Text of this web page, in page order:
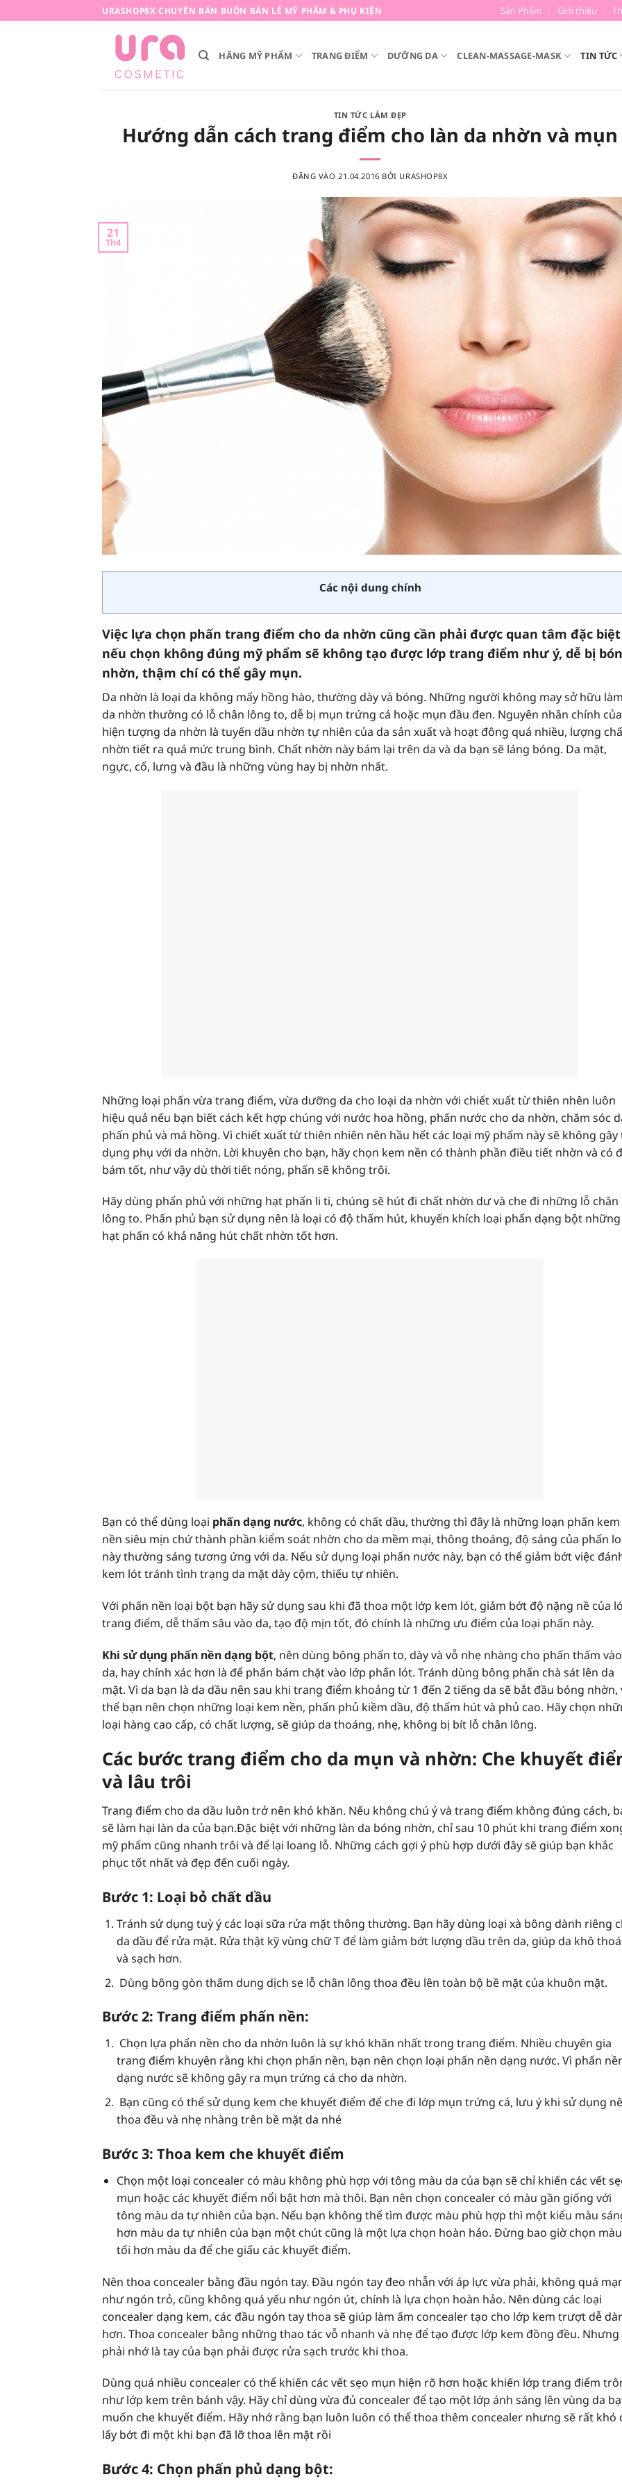
qua
URASHOP8X CHUYÊN BÁN BUÔN BÁN LẺ MỸ PHẨM & PHỤ KIỆN Sản Phẩm Giới thiệu
HÃNG MỸ PHẨM TRANG ĐIỂM DƯỠNG DA CLEAN-MASSAGE-MASK TIN TỨC
TIN TỨC LÀM ĐẸP
Hướng dẫn cách trang điểm cho làn da nhờn và mụn
ĐĂNG VÀO 21.04.2016 BỞI URASHOP8X
21
Th4
Các nội dung chính
Việc lựa chọn phấn trang điểm cho da nhờn cũng cần phải được quan tâm đặc
nếu chọn không đúng mỹ phẩm sẽ không tạo được lớp trang điểm như ý, dễ bị
nhờn, thậm chí có thể gây mụn.
Da nhờn là loại da không mấy hồng hào, thường dày và bóng. Những người không may sở hữu
da nhờn thường có lỗ chân lông to, dễ bị mụn trứng cá hoặc mụn đầu đen. Nguyên nhân chính của
hiện tượng da nhờn là tuyến dầu nhờn tự nhiên của da sản xuất và hoạt đông quá nhiều, lượng
nhờn tiết ra quá mức trung bình. Chất nhờn này bám lại trên da và da bạn sẽ láng bóng. Da mặt,
ngực, cổ, lưng và đầu là những vùng hay bị nhờn nhất.
Những loại phấn vừa trang điểm, vừa dưỡng da cho loại da nhờn với chiết xuất từ thiên nhên luôn
hiệu quả nếu bạn biết cách kết hợp chúng với nước hoa hồng, phấn nước cho da nhờn, chăm sóc
phấn phủ và má hồng. Vì chiết xuất từ thiên nhiên nên hầu hết các loại mỹ phẩm này sẽ không gây
dụng phụ với da nhờn. Lời khuyên cho bạn, hãy chọn kem nền có thành phần điều tiết nhờn và có
bám tốt, như vậy dù thời tiết nóng, phấn sẽ không trôi.
Hãy dùng phấn phủ với những hạt phấn li ti, chúng sẽ hút đi chất nhờn dư và che đi những lỗ chân
lông to. Phấn phủ bạn sử dụng nên là loại có độ thấm hút, khuyến khích loại phấn dạng bột những
hạt phấn có khả năng hút chất nhờn tốt hơn.
Bạn có thể dùng loại phấn dạng nước, không có chất dầu, thường thì đây là những loạn phấn kem
nền siêu mịn chứ thành phần kiểm soát nhờn cho da mềm mại, thông thoáng, độ sáng của phấn
này thường sáng tương ứng với da. Nếu sử dụng loại phấn nước này, bạn có thể giảm bớt việc
kem lót tránh tình trạng da mặt dày cộm, thiếu tự nhiên.
Với phấn nền loại bột bạn hãy sử dụng sau khi đã thoa một lớp kem lót, giảm bớt độ nặng nề của
trang điểm, dễ thấm sâu vào da, tạo độ mịn tốt, đó chính là những ưu điểm của loại phấn này.
Khi sử dụng phấn nền dạng bột, nên dùng bông phấn to, dày và vỗ nhẹ nhàng cho phấn thấm vào
da, hay chính xác hơn là để phấn bám chặt vào lớp phấn lót. Tránh dùng bông phấn chà sát lên da
mặt. Vì da bạn là da dầu nên sau khi trang điểm khoảng từ 1 đến 2 tiếng da sẽ bắt đầu bóng nhờn,
thế bạn nên chọn những loại kem nền, phấn phủ kiềm dầu, độ thấm hút và phủ cao. Hãy chọn
loại hàng cao cấp, có chất lượng, sẽ giúp da thoáng, nhẹ, không bị bít lỗ chân lông.
Các bước trang điểm cho da mụn và nhờn: Che khuyết
và lâu trôi
Trang điểm cho da dầu luôn trở nên khó khăn. Nếu không chú ý và trang điểm không đúng cách,
sẽ làm hại làn da của bạn.Đặc biệt với những làn da bóng nhờn, chỉ sau 10 phút khi trang điểm
mỹ phẩm cũng nhanh trôi và để lại loang lỗ. Những cách gợi ý phù hợp dưới đây sẽ giúp bạn khắc
phục tốt nhất và đẹp đến cuối ngày.
Bước 1: Loại bỏ chất dầu
Tránh sử dụng tuỳ ý các loại sữa rửa mặt thông thường. Bạn hãy dùng loại xà bông dành riêng
da dầu để rửa mặt. Rửa thật kỹ vùng chữ T để làm giảm bớt lượng dầu trên da, giúp da khô
và sạch hơn.
Dùng bông gòn thấm dung dịch se lỗ chân lông thoa đều lên toàn bộ bề mặt của khuôn mặt.
Bước 2: Trang điểm phấn nền:
Chọn lựa phấn nền cho da nhờn luôn là sự khó khăn nhất trong trang điểm. Nhiều chuyên gia
trang điểm khuyên rằng khi chọn phấn nền, bạn nên chọn loại phấn nền dạng nước. Vì phấn
dạng nước sẽ không gây ra mụn trứng cá cho da nhờn.
Bạn cũng có thể sử dụng kem che khuyết điểm để che đi lớp mụn trứng cá, lưu ý khi sử dụng
thoa đều và nhẹ nhàng trên bề mặt da nhé
Bước 3: Thoa kem che khuyết điểm
Chọn một loại concealer có màu không phù hợp với tông màu da của bạn sẽ chỉ khiến các vết
mụn hoặc các khuyết điểm nổi bật hơn mà thôi. Bạn nên chọn concealer có màu gần giống với
tông màu da tự nhiên của bạn. Nếu bạn không thể tìm được màu phù hợp thì một kiểu màu
hơn màu da tự nhiên của bạn một chút cũng là một lựa chọn hoàn hảo. Đừng bao giờ chọn màu
tối hơn màu da để che giấu các khuyết điểm.
Nên thoa concealer bằng đầu ngón tay. Đầu ngón tay đeo nhẫn với áp lực vừa phải, không quá
như ngón trỏ, cũng không quá yếu như ngón út, chính là lựa chọn hoàn hảo. Nên dùng các loại
concealer dạng kem, các đầu ngón tay thoa sẽ giúp làm ấm concealer tạo cho lớp kem trượt dễ
hơn. Thoa concealer bằng những thao tác vỗ nhanh và nhẹ để tạo được lớp kem đồng đều. Nhưng
phải nhớ là tay của bạn phải được rửa sạch trước khi thoa.
Dùng quá nhiều concealer có thể khiến các vết sẹo mụn hiện rõ hơn hoặc khiến lớp trang điểm
như lớp kem trên bánh vậy. Hãy chỉ dùng vừa đủ concealer để tạo một lớp ánh sáng lên vùng da
muốn che khuyết điểm. Hãy nhớ rằng bạn luôn luôn có thể thoa thêm concealer nhưng sẽ rất khó
lấy bớt đi một khi bạn đã lỡ thoa lên mặt rồi
Bước 4: Chọn phấn phủ dạng bột: